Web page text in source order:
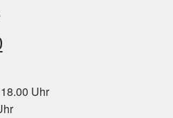
Uhr